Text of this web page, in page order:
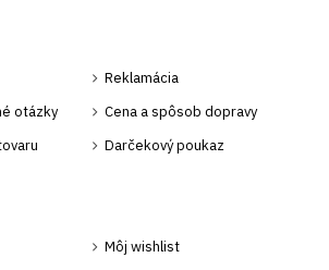
otázky
Reklamácia
Cena a spôsob dopravy
Darčekový poukaz
Môj wishlist